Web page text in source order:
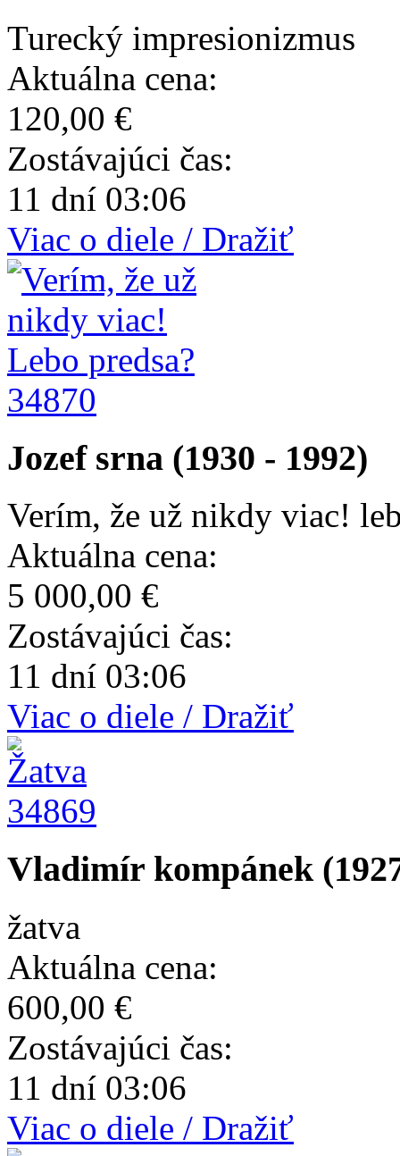
Turecký impresionizmus
Aktuálna cena:
120,00 €
Zostávajúci čas:
11 dní 03:06
Viac o diele / Dražiť
34870
Jozef srna (1930 - 1992)
Verím, že už nikdy viac!
Aktuálna cena:
5 000,00 €
Zostávajúci čas:
11 dní 03:06
Viac o diele / Dražiť
34869
Vladimír kompánek
žatva
Aktuálna cena:
600,00 €
Zostávajúci čas:
11 dní 03:06
Viac o diele / Dražiť